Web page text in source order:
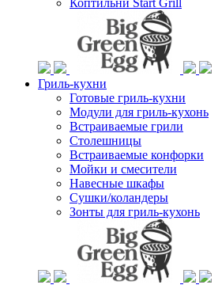
Коптильни Start Grill
Гриль-кухни
Готовые гриль-кухни
Модули для гриль-кухонь
Встраиваемые грили
Столешницы
Встраиваемые конфорки
Мойки и смесители
Навесные шкафы
Сушки/коландеры
Зонты для гриль-кухонь